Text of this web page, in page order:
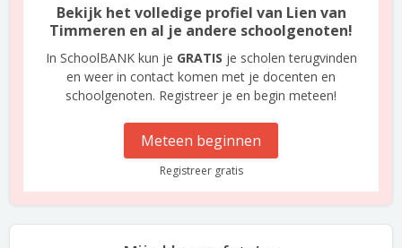
Bekijk het volledige profiel van Lien van
Timmeren en al je andere schoolgenoten!
In SchoolBANK kun je GRATIS je scholen terugvinden
en weer in contact komen met je docenten en
schoolgenoten. Registreer je en begin meteen!
Meteen beginnen
Registreer gratis